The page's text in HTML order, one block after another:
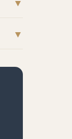
▼